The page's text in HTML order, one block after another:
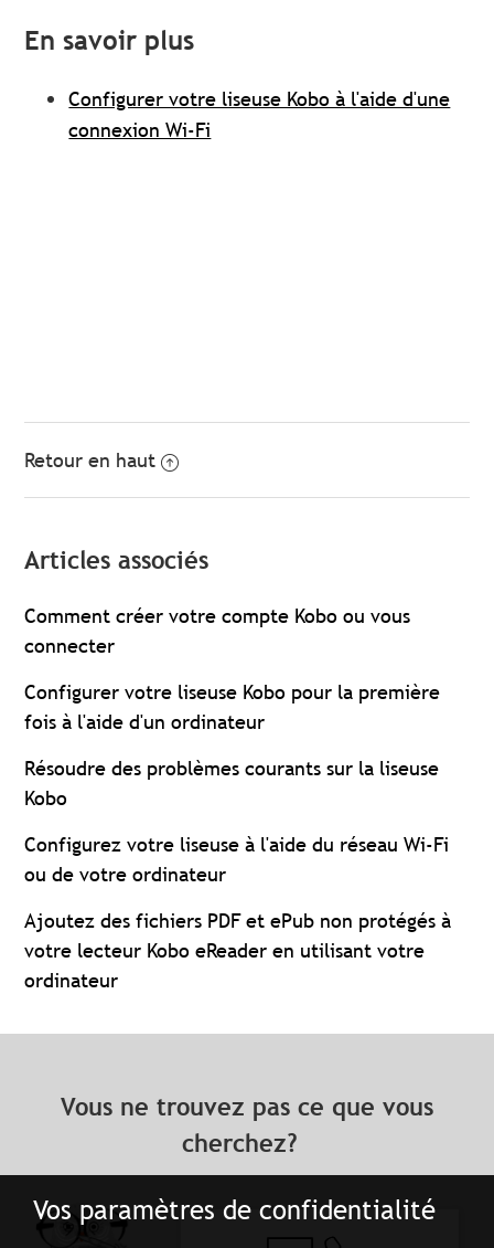
Vos paramètres de confidentialité
En savoir plus
Configurer votre liseuse Kobo à l'aide d'une
connexion Wi-Fi
Retour en haut
Articles associés
Comment créer votre compte Kobo ou vous
connecter
Configurer votre liseuse Kobo pour la première
fois à l'aide d'un ordinateur
Résoudre des problèmes courants sur la liseuse
Kobo
Configurez votre liseuse à l'aide du réseau Wi-Fi
ou de votre ordinateur
Ajoutez des fichiers PDF et ePub non protégés à
votre lecteur Kobo eReader en utilisant votre
ordinateur
Vous ne trouvez pas ce que vous
cherchez?